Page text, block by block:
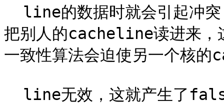
把别人的cacheline读进来，
一致性算法会迫使另一个核